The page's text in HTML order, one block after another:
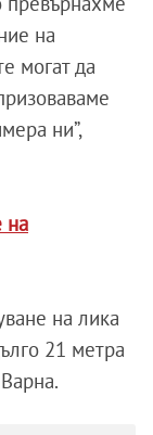
на
могат да
ни”,
на
на лика
21 метра